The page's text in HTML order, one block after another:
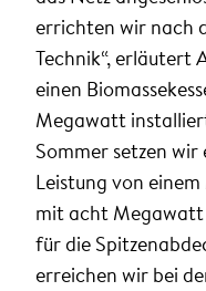
errichten wir nach
Technik“, erläutert
einen
Megawatt
Sommer setzen
Leistung von
mit acht Megawatt
für die
erreichen wir bei